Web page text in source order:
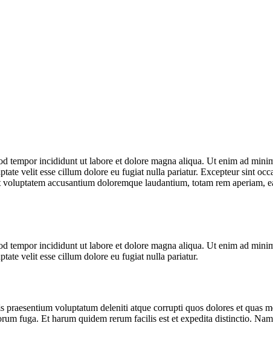
tempor incididunt ut labore et dolore magna aliqua. Ut enim ad
velit esse cillum dolore eu fugiat nulla pariatur. Excepteur sint
accusantium doloremque laudantium, totam rem aperiam,
tempor incididunt ut labore et dolore magna aliqua. Ut enim ad
velit esse cillum dolore eu fugiat nulla pariatur.
voluptatum deleniti atque corrupti quos dolores et quas
fuga. Et harum quidem rerum facilis est et expedita distinctio.